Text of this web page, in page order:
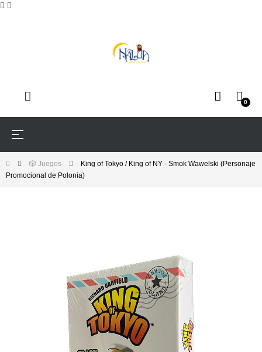
0
Navegación
palanca
☰
🎲 Juegos
King of Tokyo / King of NY - Smok Wawelski (Personaje
Promocional de Polonia)